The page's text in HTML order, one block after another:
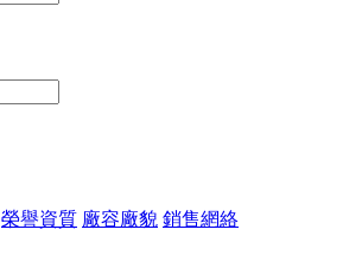
榮譽資質 廠容廠貌 銷售網絡